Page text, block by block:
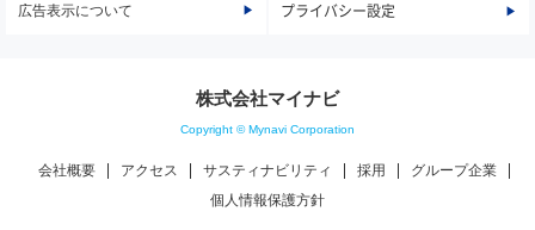
広告表示について プライバシー設定
株式会社マイナビ
Copyright © Mynavi Corporation
会社概要 アクセス サスティナビリティ 採用
グループ企業
個人情報保護方針